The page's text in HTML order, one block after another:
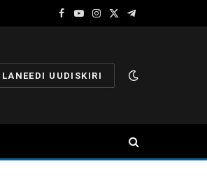
Facebook
YouTube
Instagram
X
Telegram
UUDISKIRI